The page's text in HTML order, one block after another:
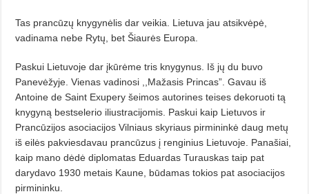
Tas prancūzų knygynėlis dar veikia. Lietuva jau atsikvėpė,
vadinama nebe Rytų, bet Šiaurės Europa.
Paskui Lietuvoje dar įkūrėme tris knygynus. Iš jų du buvo
Panevėžyje. Vienas vadinosi ,,Mažasis Princas”. Gavau iš
Antoine de Saint Exupery šeimos autorines teises dekoruoti tą
knygyną bestselerio iliustracijomis. Paskui kaip Lietuvos ir
Prancūzijos asociacijos Vilniaus skyriaus pirmininkė daug metų
iš eilės pakviesdavau prancūzus į renginius Lietuvoje. Panašiai,
kaip mano dėdė diplomatas Eduardas Turauskas taip pat
darydavo 1930 metais Kaune, būdamas tokios pat asociacijos
pirmininku.